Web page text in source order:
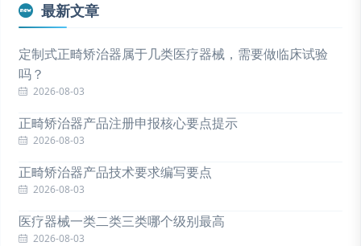
最新文章
定制式正畸矫治器属于几类医疗器械，需要做临床试验
吗？
2026-08-03
正畸矫治器产品注册申报核心要点提示
2026-08-03
正畸矫治器产品技术要求编写要点
2026-08-03
医疗器械一类二类三类哪个级别最高
2026-08-03